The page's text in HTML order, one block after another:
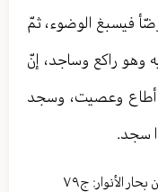
فيسبغ الوضوء، ثمّ
وهو راكع وساجد، إنّ
أطاع وعصيت، وسجد
سجد.
الأنوار: ج٧٩